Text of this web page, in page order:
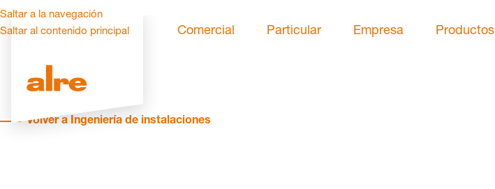
Saltar a la navegación
Saltar al contenido principal
Comercial Particular Empresa Productos
Volver a Ingeniería de instalaciones